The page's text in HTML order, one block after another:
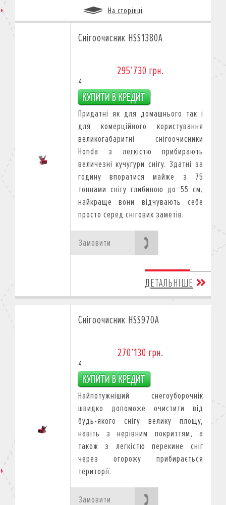
На сторінці
Снігоочисник HSS1380A
295’730 грн.
4
Придатні як для домашнього так і
для комерційного користування
великогабаритні снігоочисники
Honda з легкістю прибирають
величезні кучугури снігу. Здатні за
годину впоратися майже з 75
тоннами снігу глибиною до 55 см,
найкраще вони відчувають себе
просто серед снігових заметів.
Замовити
ДЕТАЛЬНІШЕ
Снігоочисник HSS970A
270’130 грн.
4
Найпотужніший снегоуборочнік
швидко допоможе очистити від
будь-якого снігу велику площу,
навіть з нерівним покриттям, а
також з легкістю перекине сніг
через огорожу прибирається
території.
Замовити